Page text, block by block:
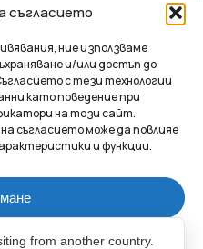
съгласието
ние използваме
и/или достъп до
с тези технологии
като поведение при
на този сайт.
съгласието може да повлияе
и функции.
КОЛИЕТА
ГРИВНИ
ВИСУЛКИ
ОБЕЦИ
АКСЕСОАРИ
Club
from another country.